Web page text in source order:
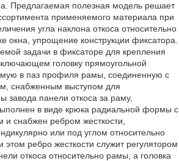
Предлагаемая полезная модель решает
применяемого материала при
угла наклона откоса относительно
окна, упрощение конструкции фиксатора.
задачи в фиксаторе для крепления
головку прямоугольной
в паз профиля рамы, соединенную с
снабженным выступом для
завода панели откоса за раму,
в виде крюка радиальной формы с
снабжен ребром жесткости,
или под углом относительно
этом ребро жесткости служит регулятором
откоса относительно рамы, а головка